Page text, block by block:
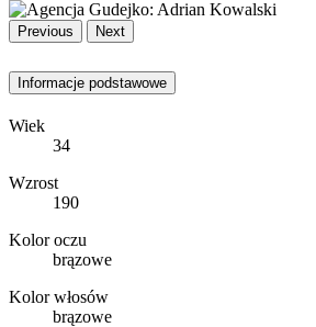
Previous Next
Informacje podstawowe
Wiek
34
Wzrost
190
Kolor oczu
brązowe
Kolor włosów
brązowe